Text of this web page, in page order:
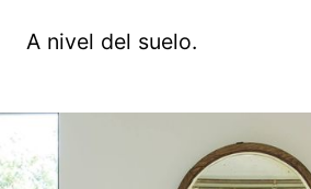
A nivel del suelo.